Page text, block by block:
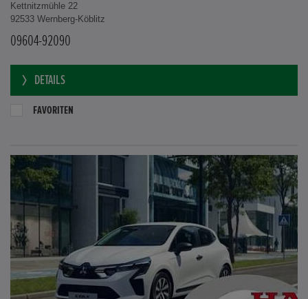
Kettnitzmühle 22
92533 Wernberg-Köblitz
09604-92090
DETAILS
FAVORITEN